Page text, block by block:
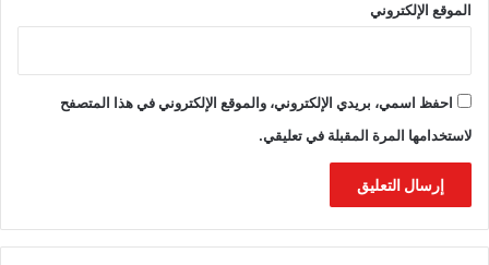
الموقع الإلكتروني
احفظ اسمي، بريدي الإلكتروني، والموقع الإلكتروني في هذا المتصفح
لاستخدامها المرة المقبلة في تعليقي.